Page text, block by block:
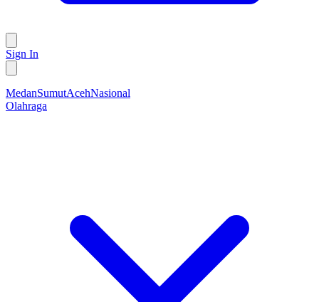
Sign In
MedanSumutAcehNasional
Olahraga